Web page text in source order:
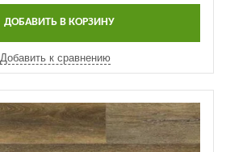
ДОБАВИТЬ В КОРЗИНУ
Добавить к сравнению